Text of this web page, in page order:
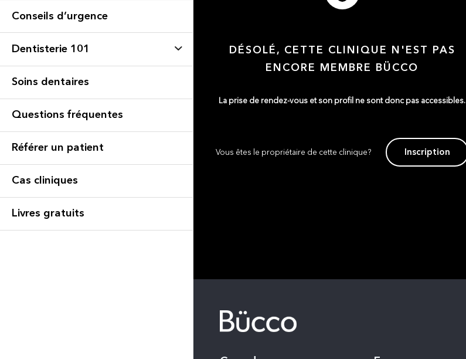
Conseils d’urgence
Dentisterie 101
Soins dentaires
Questions fréquentes
Référer un patient
Cas cliniques
Livres gratuits
DÉSOLÉ, CETTE CLINIQUE N'EST PAS
ENCORE MEMBRE BÜCCO
La prise de rendez-vous et son profil ne sont donc pas accessibles.
Vous êtes le propriétaire de cette clinique? Inscription